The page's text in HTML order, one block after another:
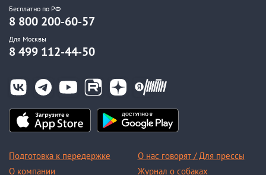
Бесплатно по РФ
8 800 200-60-57
Для Москвы
8 499 112-44-50
Подготовка к передержке
О компании
О нас говорят / Для прессы
Журнал о собаках